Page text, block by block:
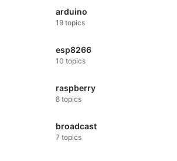
arduino
19 topics
esp8266
10 topics
raspberry
8 topics
broadcast
7 topics